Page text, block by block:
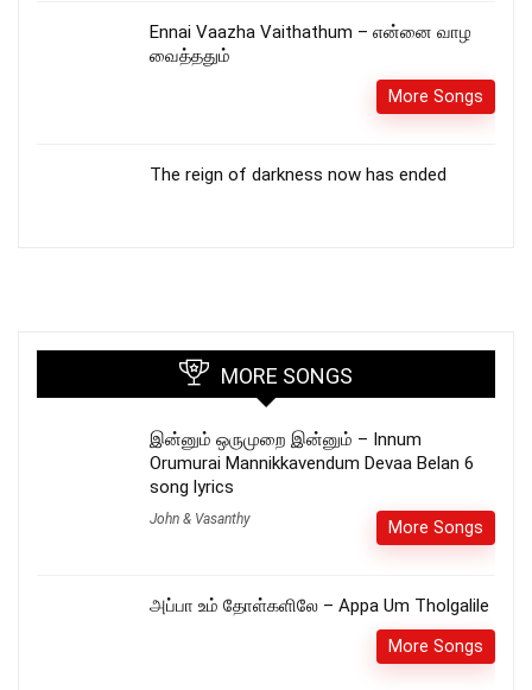
Ennai Vaazha Vaithathum – என்னை வாழ
வைத்ததும்
More Songs
The reign of darkness now has ended
MORE SONGS
இன்னும் ஒருமுறை இன்னும் – Innum
Orumurai Mannikkavendum Devaa Belan 6
song lyrics
John & Vasanthy More Songs
அப்பா உம் தோள்களிலே – Appa Um Tholgalile
More Songs